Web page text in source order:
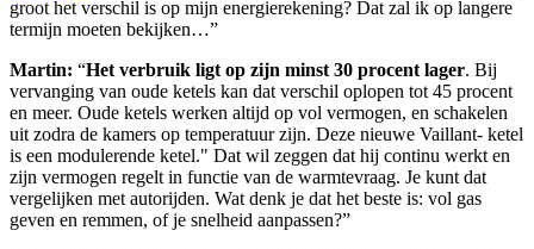
groot het verschil is op mijn energierekening? Dat zal ik op langere
termijn moeten bekijken…”
Martin: “Het verbruik ligt op zijn minst 30 procent lager. Bij
vervanging van oude ketels kan dat verschil oplopen tot 45 procent
en meer. Oude ketels werken altijd op vol vermogen, en schakelen
uit zodra de kamers op temperatuur zijn. Deze nieuwe Vaillant- ketel
is een modulerende ketel." Dat wil zeggen dat hij continu werkt en
zijn vermogen regelt in functie van de warmtevraag. Je kunt dat
vergelijken met autorijden. Wat denk je dat het beste is: vol gas
geven en remmen, of je snelheid aanpassen?”